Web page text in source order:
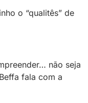
o “qualitês” de
não seja
fala com a